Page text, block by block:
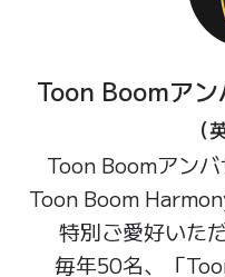
Toon Boomアン
（
Toon Boomアンバ
Toon Boom
特別ご愛好いた
毎年50名、
「